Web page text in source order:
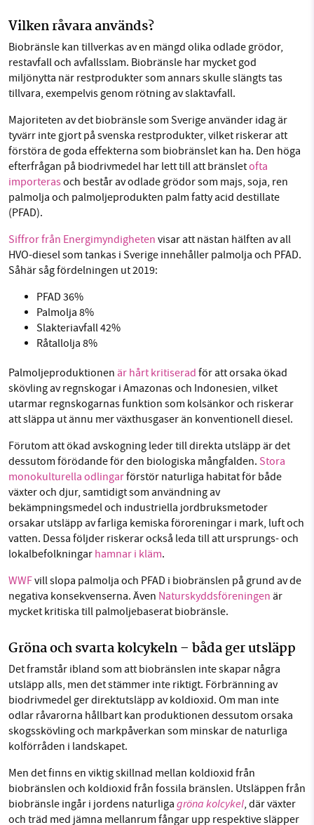
Vilken råvara används?
Biobränsle kan tillverkas av en mängd olika odlade grödor,
restavfall och avfallsslam. Biobränsle har mycket god
miljönytta när restprodukter som annars skulle slängts tas
tillvara, exempelvis genom rötning av slaktavfall.
Majoriteten av det biobränsle som Sverige använder idag är
tyvärr inte gjort på svenska restprodukter, vilket riskerar att
förstöra de goda effekterna som biobränslet kan ha. Den höga
efterfrågan på biodrivmedel har lett till att bränsletofta
importerasoch består av odlade grödor som majs, soja, ren
palmolja och palmoljeprodukten palm fatty acid destillate
(PFAD).
Siffror från Energimyndigheten visar att nästan hälften av all
HVO-diesel som tankas i Sverige innehåller palmolja och PFAD.
Såhär såg fördelningen ut 2019:
PFAD 36%
Palmolja 8%
Slakteriavfall 42%
Råtallolja 8%
Palmoljeproduktionen är hårt kritiserad för att orsaka ökad
skövling av regnskogar i Amazonas och Indonesien, vilket
utarmar regnskogarnas funktion som kolsänkor och riskerar
att släppa ut ännu mer växthusgaser än konventionell diesel.
Förutom att ökad avskogning leder till direkta utsläpp är det
dessutom förödande för den biologiska mångfalden. Stora
monokulturella odlingarförstör naturliga habitat för både
växter och djur, samtidigt som användning av
bekämpningsmedel och industriella jordbruksmetoder
orsakar utsläpp av farliga kemiska föroreningar i mark, luft och
vatten. Dessa följder riskerar också leda till att ursprungs- och
lokalbefolkningar hamnar i kläm.
WWFvill slopa palmolja och PFAD i biobränslen på grund av de
negativa konsekvenserna. Även Naturskyddsföreningen är
mycket kritiska till palmoljebaserat biobränsle.
Gröna och svarta kolcykeln – båda ger utsläpp
Det framstår ibland som att biobränslen inte skapar några
utsläpp alls, men det stämmer inte riktigt. Förbränning av
biodrivmedel ger direktutsläpp av koldioxid. Om man inte
odlar råvarorna hållbart kan produktionen dessutom orsaka
skogsskövling och markpåverkan som minskar de naturliga
kolförråden i landskapet.
Men det finns en viktig skillnad mellan koldioxid från
biobränslen och koldioxid från fossila bränslen. Utsläppen från
biobränsle ingår i jordens naturliga gröna kolcykel, där växter
och träd med jämna mellanrum fångar upp respektive släpper